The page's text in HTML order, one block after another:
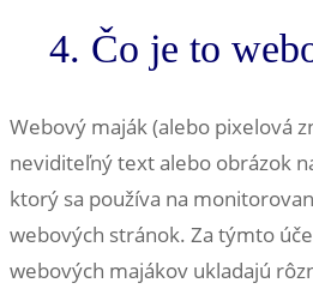
4. Čo je to
Webový maják (alebo pixelová
neviditeľný text alebo obrázok
ktorý sa používa na
webových stránok. Za týmto
webových majákov ukladajú